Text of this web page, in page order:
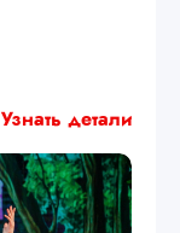
Узнать детали